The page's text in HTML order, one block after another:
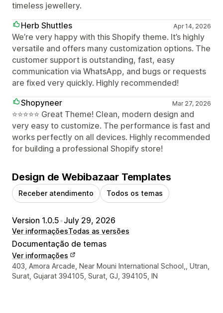
timeless jewellery.
Herb Shuttles
Apr 14, 2026
We’re very happy with this Shopify theme. It’s highly
versatile and offers many customization options. The
customer support is outstanding, fast, easy
communication via WhatsApp, and bugs or requests
are fixed very quickly. Highly recommended!
Shopyneer
Mar 27, 2026
⭐⭐⭐⭐⭐ Great Theme! Clean, modern design and
very easy to customize. The performance is fast and
works perfectly on all devices. Highly recommended
for building a professional Shopify store!
Design de Webibazaar Templates
Receber atendimento Todos os temas
Version 1.0.5•July 29, 2026
Ver informaçõesTodas as versões
Documentação de temas
Ver informações
Informações de contato do designer
403, Amora Arcade, Near Mouni International School,, Utran,
Surat, Gujarat 394105, Surat, GJ, 394105, IN